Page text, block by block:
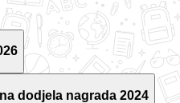
dodjela nagrada 2024